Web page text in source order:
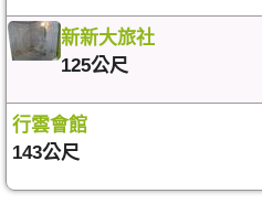
新新大旅社
125公尺
行雲會館
143公尺